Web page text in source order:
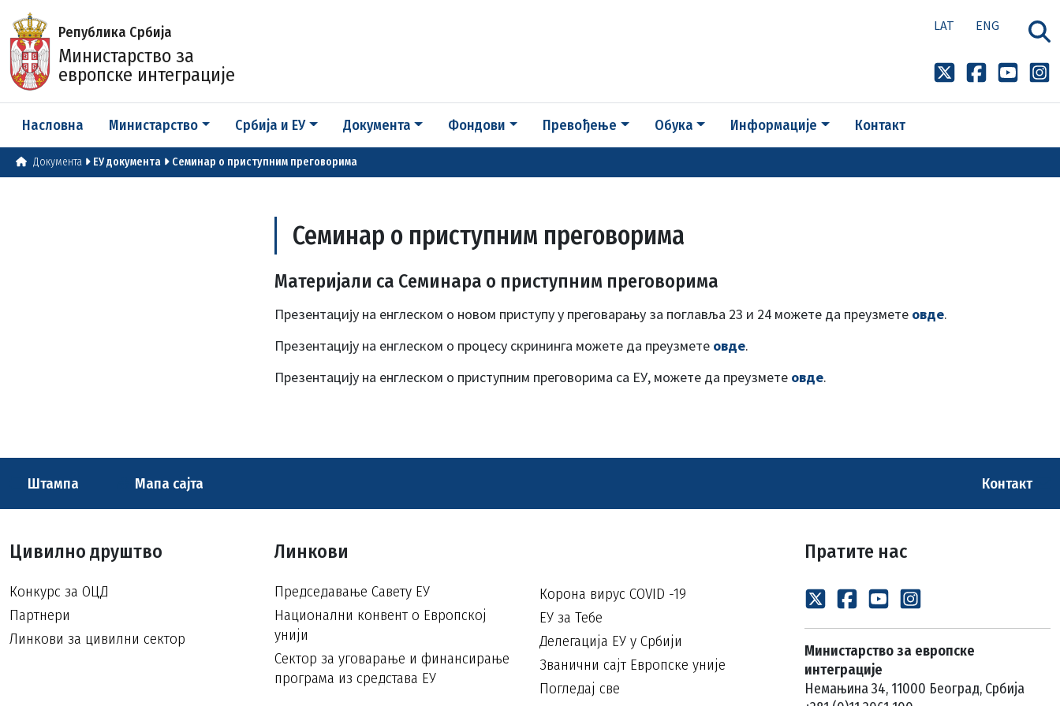
Република Србија
Министарство за
европске интеграције
LAT ENG
Насловна Министарство Србија и ЕУ Документа Фондови Превођење Обука Информације Контакт
Документа ЕУ документа Семинар о приступним преговорима
Семинар о приступним преговорима
Материјали са Семинара о приступним преговорима
Презентацију на енглеском о новом приступу у преговарању за поглавља 23 и 24 можете да преузмете овде.
Презентацију на енглеском о процесу скрининга можете да преузмете овде.
Презентацију на енглеском о приступним преговорима са ЕУ, можете да преузмете овде.
Штампа Мапа сајта Контакт
Цивилно друштво
Конкурс за ОЦД
Партнери
Линкови за цивилни сектор
Линкови
Председавање Савету ЕУ
Национални конвент о Европској
унији
Сектор за уговарање и финансирање
програма из средстава ЕУ
Корона вирус COVID -19
ЕУ за Тебе
Делегација ЕУ у Србији
Званични сајт Европске уније
Погледај све
Пратите нас
Министарство за европске
интеграције
Немањина 34, 11000 Београд, Србија